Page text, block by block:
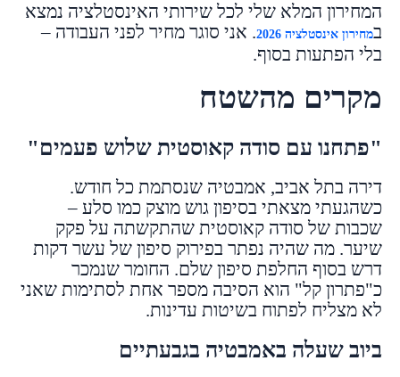
המחירון המלא שלי לכל שירותי האינסטלציה נמצא
במחירון אינסטלציה 2026
. אני סוגר מחיר לפני העבודה –
בלי הפתעות בסוף.
מקרים מהשטח
"פתחנו עם סודה קאוסטית שלוש פעמים"
דירה בתל אביב, אמבטיה שנסתמת כל חודש.
כשהגעתי מצאתי בסיפון גוש מוצק כמו סלע –
שכבות של סודה קאוסטית שהתקשתה על פקק
שיער. מה שהיה נפתר בפירוק סיפון של עשר דקות
דרש בסוף החלפת סיפון שלם. החומר שנמכר
כ"פתרון קל" הוא הסיבה מספר אחת לסתימות שאני
לא מצליח לפתוח בשיטות עדינות.
ביוב שעלה באמבטיה בגבעתיים